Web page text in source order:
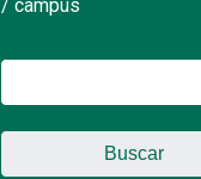
/ campus
Buscar: